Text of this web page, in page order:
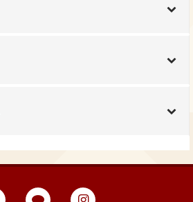
eventpeppers
Blog
eventpeppers